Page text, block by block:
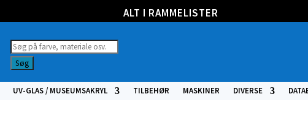
ALT I RAMMELISTER
Products
search
Søg
UV-GLAS / MUSEUMSAKRYL TILBEHØR MASKINER DIVERSE